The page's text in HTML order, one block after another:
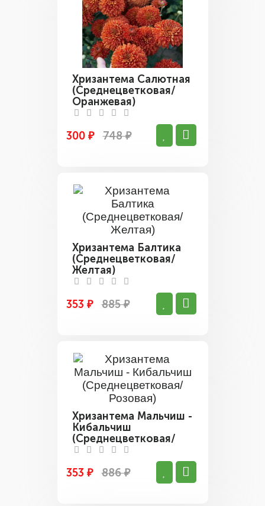
Хризантема Салютная
(Среднецветковая/
Оранжевая)
300 ₽ 748 ₽
Хризантема Балтика
(Среднецветковая/
Желтая)
353 ₽ 885 ₽
Хризантема Мальчиш -
Кибальчиш
(Среднецветковая/
Розовая)
353 ₽
886 ₽